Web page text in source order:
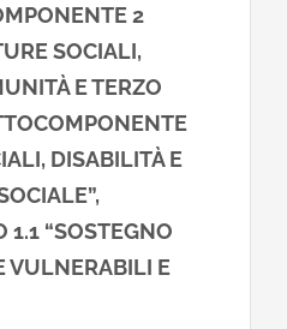
2
SOCIALI,
E TERZO
DISABILITÀ E
1.1 “SOSTEGNO
VULNERABILI E